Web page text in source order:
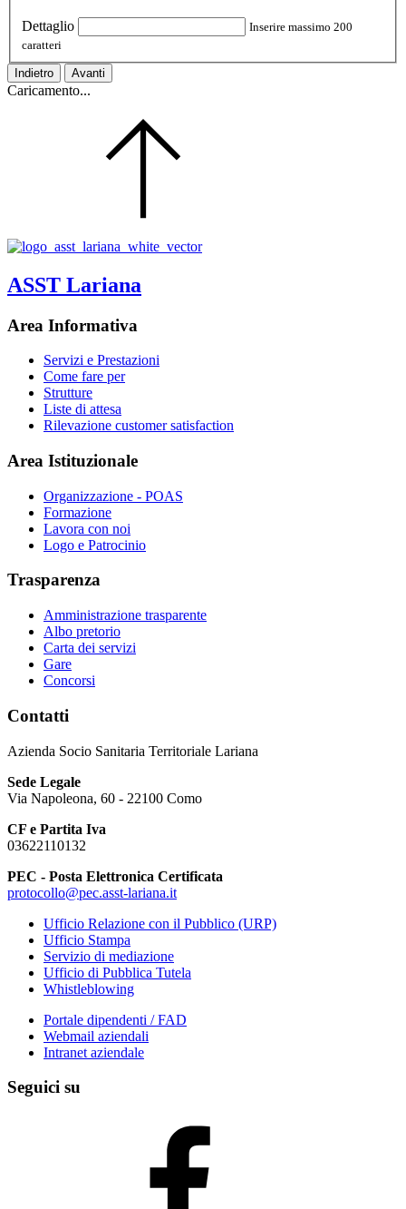
Dettaglio
Inserire massimo 200
caratteri
Indietro Avanti
Caricamento...
ASST Lariana
Area Informativa
Servizi e Prestazioni
Come fare per
Strutture
Liste di attesa
Rilevazione customer satisfaction
Area Istituzionale
Organizzazione - POAS
Formazione
Lavora con noi
Logo e Patrocinio
Trasparenza
Amministrazione trasparente
Albo pretorio
Carta dei servizi
Gare
Concorsi
Contatti
Azienda Socio Sanitaria Territoriale Lariana
Sede Legale
Via Napoleona, 60 - 22100 Como
CF e Partita Iva
03622110132
PEC - Posta Elettronica Certificata
protocollo@pec.asst-lariana.it
Ufficio Relazione con il Pubblico (URP)
Ufficio Stampa
Servizio di mediazione
Ufficio di Pubblica Tutela
Whistleblowing
Portale dipendenti / FAD
Webmail aziendali
Intranet aziendale
Seguici su